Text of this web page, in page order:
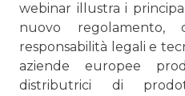
webinar illustra i
nuovo
responsabilità legali e
aziende europee
distributrici di